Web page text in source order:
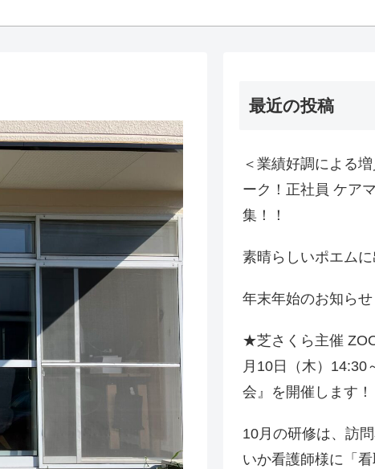
最近の投稿
＜業績好調による
ーク！正社員 ケア
集！！
素晴らしいポエムに
年末年始のお知らせ
★芝さくら主催
月10日（木）14:30
会』を開催します！
10月の研修は、訪
いか看護師様に「